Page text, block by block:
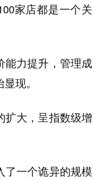
家店都是一个关
能力提升，管理成
现。
扩大，呈指数级增
了一个诡异的规模